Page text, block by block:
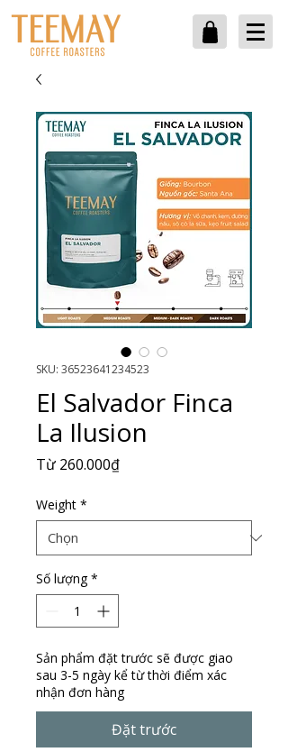
SKU: 36523641234523
El Salvador Finca
La Ilusion
Từ 260.000₫Giá
Weight *
Số lượng *
Sản phẩm đặt trước sẽ được giao
sau 3-5 ngày kể từ thời điểm xác
nhận đơn hàng
Đặt trước